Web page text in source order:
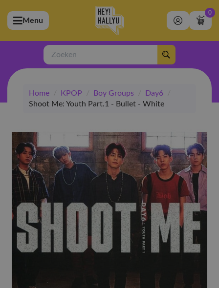
(Artiesten)
(Merchandise)
(Exclusive)
(Winkel)
Menu
0
Zoeken
Home / KPOP / Boy Groups / Day6
/
Shoot Me: Youth Part.1 - Bullet - White